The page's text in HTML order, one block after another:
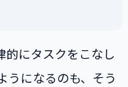
的にタスクをこなし
うになるのも、そう